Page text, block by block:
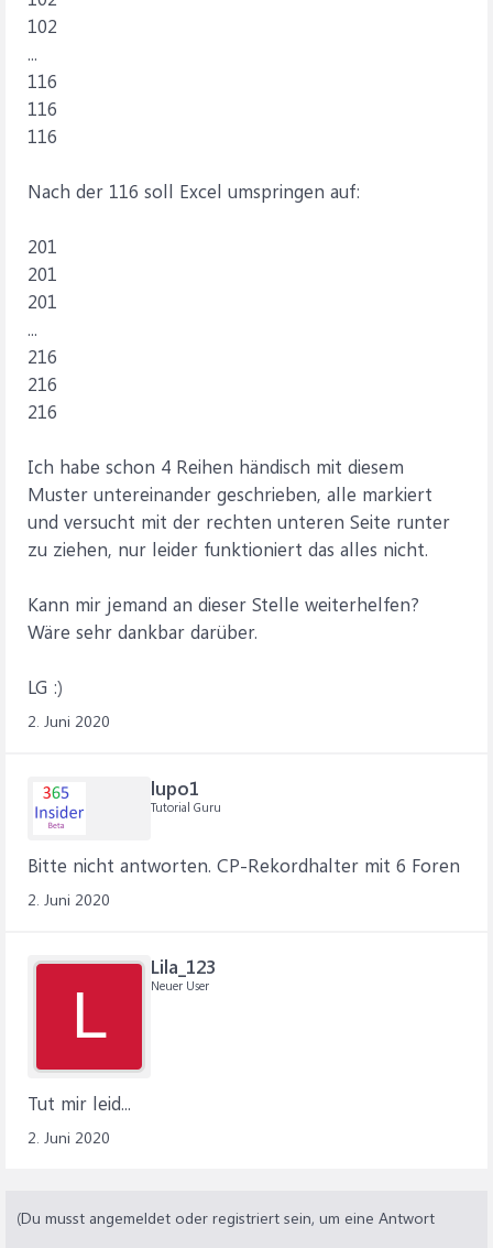
102
...
116
116
116
Nach der 116 soll Excel umspringen auf:
201
201
201
...
216
216
216
Ich habe schon 4 Reihen händisch mit diesem
Muster untereinander geschrieben, alle markiert
und versucht mit der rechten unteren Seite runter
zu ziehen, nur leider funktioniert das alles nicht.
Kann mir jemand an dieser Stelle weiterhelfen?
Wäre sehr dankbar darüber.
LG :)
2. Juni 2020
lupo1
Tutorial Guru
Bitte nicht antworten. CP-Rekordhalter mit 6 Foren
2. Juni 2020
L
Lila_123
Neuer User
Tut mir leid...
2. Juni 2020
(Du musst angemeldet oder registriert sein, um eine Antwort